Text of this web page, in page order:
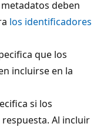
deben
los identificadores
que los
incluirse en la
si los
Al incluir